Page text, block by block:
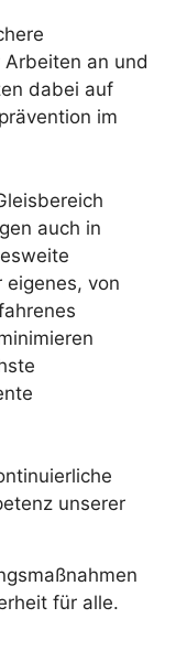
an und
dabei auf
im
auch in
eigenes, von
unserer
für alle.